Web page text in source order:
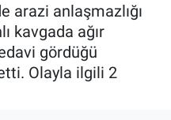
arazi anlaşmazlığı
kavgada ağır
gördüğü
Olayla ilgili 2